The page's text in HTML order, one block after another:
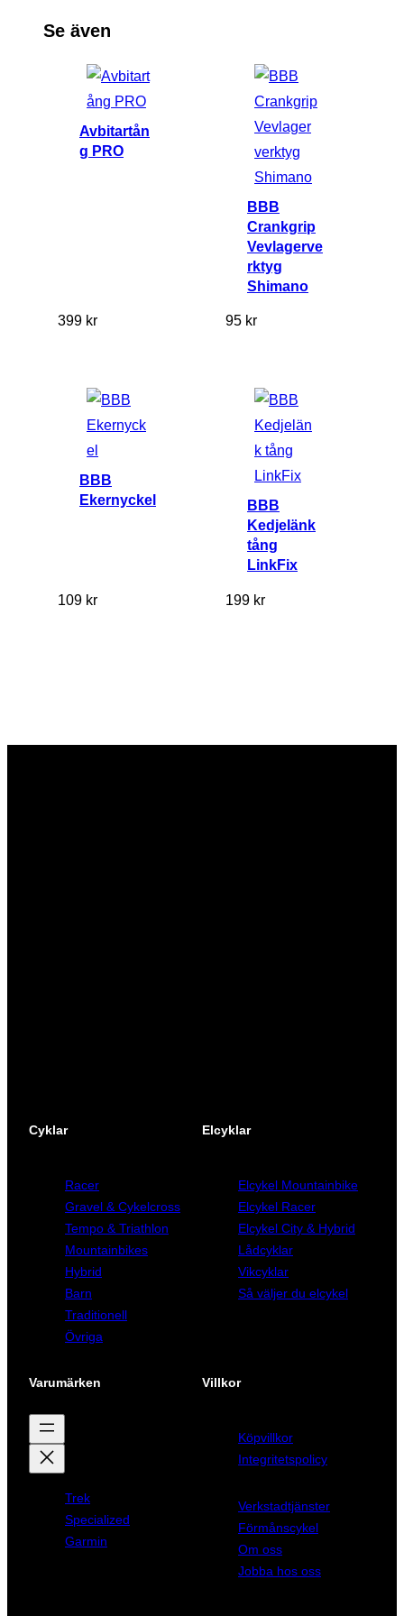
Se även
Avbitartån
g PRO
399 kr
BBB
Crankgrip
Vevlagerve
rktyg
Shimano
95 kr
BBB
Ekernyckel
109 kr
BBB
Kedjelänk
tång
LinkFix
199 kr
Cyklar
Racer
Gravel & Cykelcross
Tempo & Triathlon
Mountainbikes
Hybrid
Barn
Traditionell
Övriga
Elcyklar
Elcykel Mountainbike
Elcykel Racer
Elcykel City & Hybrid
Lådcyklar
Vikcyklar
Så väljer du elcykel
Varumärken
Trek
Specialized
Garmin
Villkor
Köpvillkor
Integritetspolicy
Verkstadtjänster
Förmånscykel
Om oss
Jobba hos oss